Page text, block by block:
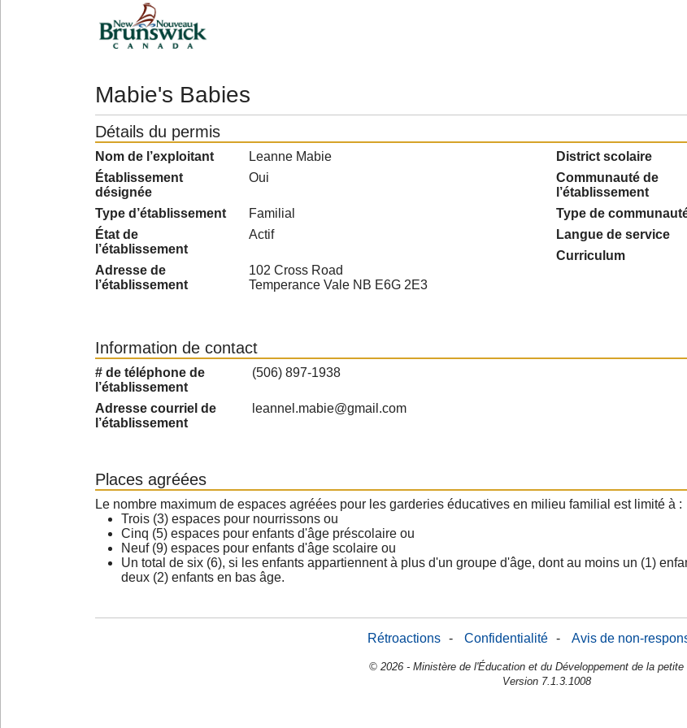
Mabie's Babies
Détails du permis
Nom de l’exploitant
Leanne Mabie
Établissement
désignée
Oui
Type d’établissement
Familial
État de
l’établissement
Actif
Adresse de
l’établissement
102 Cross Road
Temperance Vale NB E6G 2E3
District scolaire
Communauté de
l’établissement
Type de
Langue de service
Curriculum
Information de contact
# de téléphone de
l’établissement
(506) 897-1938
Adresse courriel de
l’établissement
leannel.mabie@gmail.com
Places agréées
Le nombre maximum de espaces agréées pour les garderies éducatives en milieu familial est limité à :
Trois (3) espaces pour nourrissons ou
Cinq (5) espaces pour enfants d'âge préscolaire ou
Neuf (9) espaces pour enfants d'âge scolaire ou
Un total de six (6), si les enfants appartiennent à plus d'un groupe d'âge, dont au moins un (1)
deux (2) enfants en bas âge.
Rétroactions - Confidentialité - Avis de non-
© 2026 - Ministère de l'Éducation et du Développement de la petite
Version 7.1.3.1008